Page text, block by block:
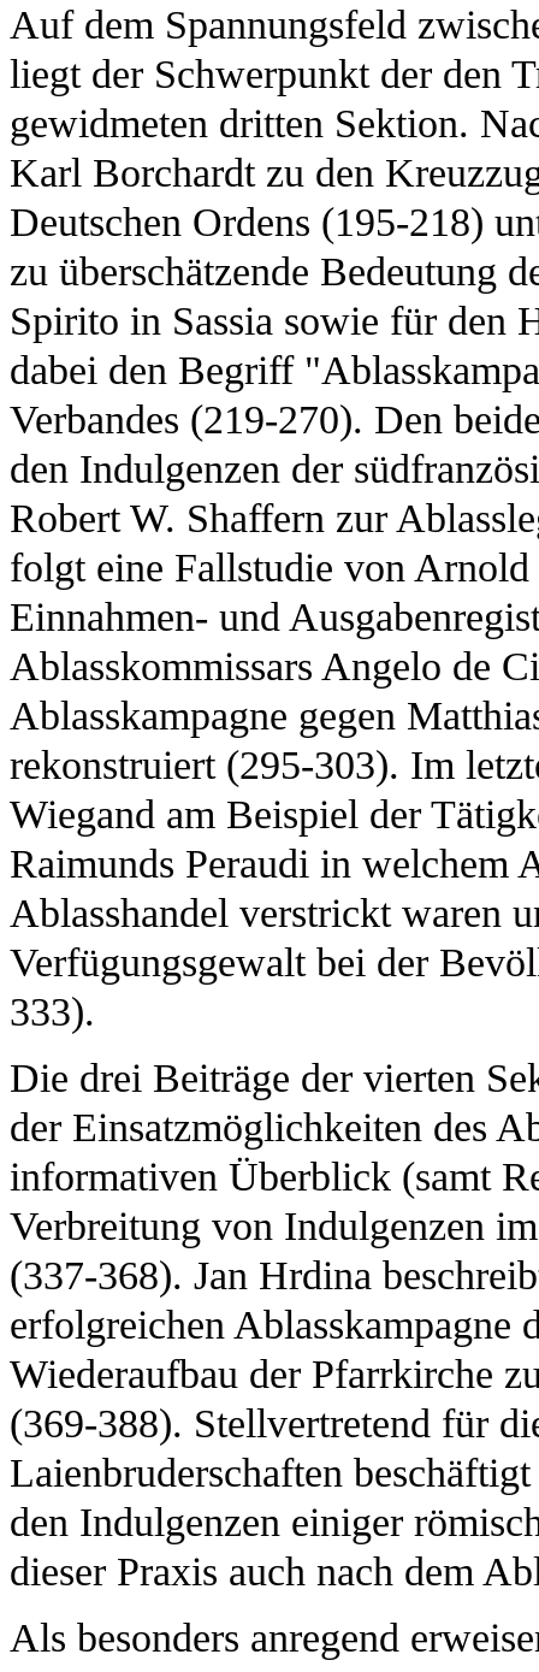
Auf dem Spannungsfeld
liegt der Schwerpunkt der den
gewidmeten dritten Sektion.
Karl Borchardt zu den
Deutschen Ordens (195-218)
zu überschätzende Bedeutung
Spirito in Sassia sowie für den
dabei den Begriff
Verbandes (219-270). Den
den Indulgenzen der
Robert W. Shaffern zur
folgt eine Fallstudie von
Einnahmen- und
Ablasskommissars Angelo de
Ablasskampagne gegen
rekonstruiert (295-303). Im
Wiegand am Beispiel der
Raimunds Peraudi in welchem
Ablasshandel verstrickt waren
Verfügungsgewalt bei der
333).
Die drei Beiträge der vierten
der Einsatzmöglichkeiten des
informativen Überblick (samt
Verbreitung von Indulgenzen
(337-368). Jan Hrdina
erfolgreichen Ablasskampagne
Wiederaufbau der Pfarrkirche
(369-388). Stellvertretend für
Laienbruderschaften
den Indulgenzen einiger
dieser Praxis auch nach dem
Als besonders anregend